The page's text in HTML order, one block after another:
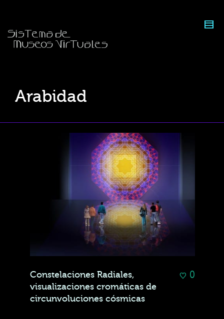
Arabidad
0
Constelaciones Radiales,
visualizaciones cromáticas de
circunvoluciones cósmicas